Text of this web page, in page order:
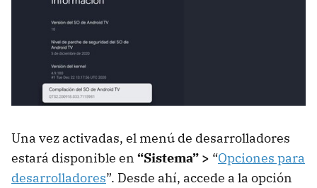
Una vez activadas, el menú de desarrolladores
estará disponible en “Sistema” > “Opciones para
desarrolladores”. Desde ahí, accede a la opción